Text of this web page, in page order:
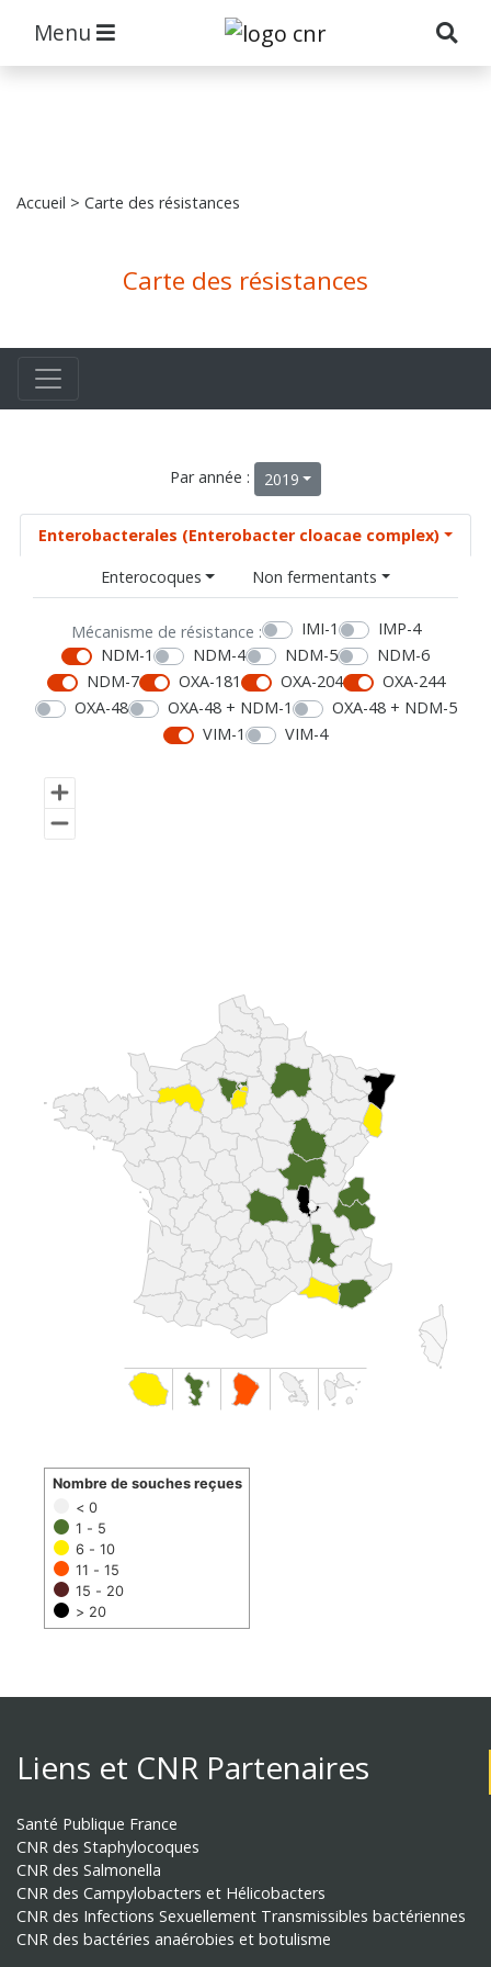
Menu
Accueil > Carte des résistances
Carte des résistances
Par année : 2019
Enterobacterales (Enterobacter cloacae complex)
Enterocoques
Non fermentants
Mécanisme de résistance : IMI-1
IMP-4
NDM-1
NDM-4 NDM-5
NDM-6
NDM-7
OXA-181 OXA-204
OXA-244
OXA-48
OXA-48 + NDM-1
OXA-48 + NDM-5
VIM-1
VIM-4
< 0
1 - 5
6 - 10
11 - 15
15 - 20
> 20
Nombre de souches reçues
Liens et CNR Partenaires
Santé Publique France
CNR des Staphylocoques
CNR des Salmonella
CNR des Campylobacters et Hélicobacters
CNR des Infections Sexuellement Transmissibles bactériennes
CNR des bactéries anaérobies et botulisme